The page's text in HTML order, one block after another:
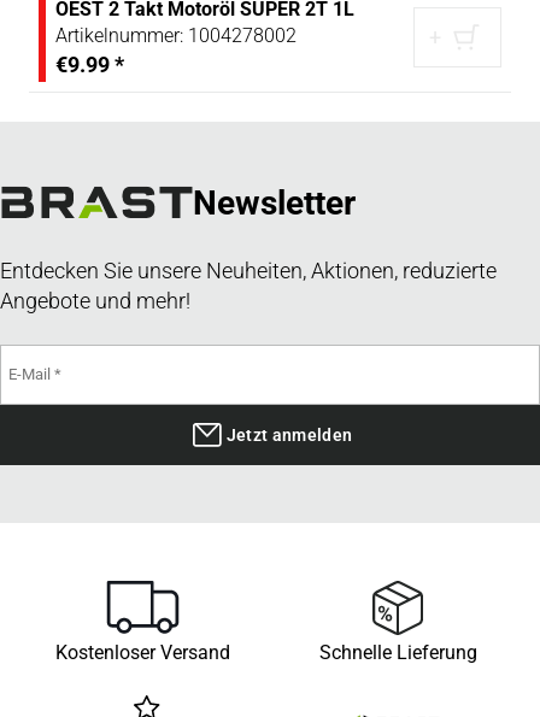
OEST 2 Takt Motoröl SUPER 2T 1L
Artikelnummer: 1004278002
€9.99*
Newsletter
Entdecken Sie unsere Neuheiten, Aktionen, reduzierte
Angebote und mehr!
Jetzt anmelden
Kostenloser Versand Schnelle Lieferung